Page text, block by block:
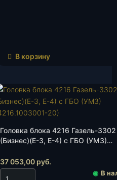
В корзину
Головка блока 4216 Газель-3302
(Бизнес)(Е-3, Е-4) с ГБО (УМЗ)
37 053,00 руб.
◉ В